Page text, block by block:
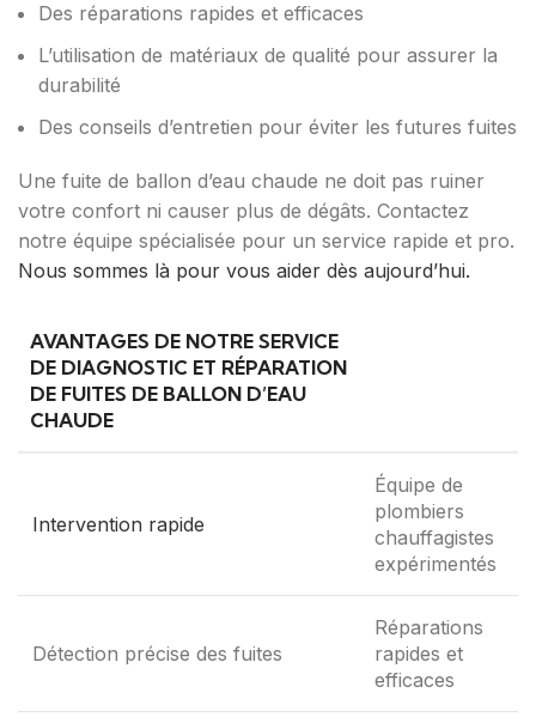
Des réparations rapides et efficaces
L’utilisation de matériaux de qualité pour assurer la
durabilité
Des conseils d’entretien pour éviter les futures fuites
Une fuite de ballon d’eau chaude ne doit pas ruiner
votre confort ni causer plus de dégâts. Contactez
notre équipe spécialisée pour un service rapide et pro.
Nous sommes là pour vous aider dès aujourd’hui.
AVANTAGES DE NOTRE SERVICE
DE DIAGNOSTIC ET RÉPARATION
DE FUITES DE BALLON D’EAU
CHAUDE
Intervention rapide
Équipe de
plombiers
chauffagistes
expérimentés
Détection précise des fuites
Réparations
rapides et
efficaces